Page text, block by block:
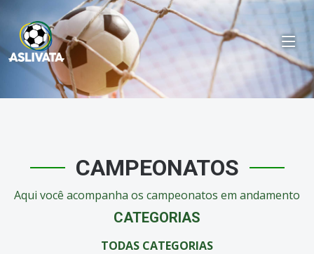
CAMPEONATOS
Aqui você acompanha os campeonatos em andamento
CATEGORIAS
TODAS CATEGORIAS